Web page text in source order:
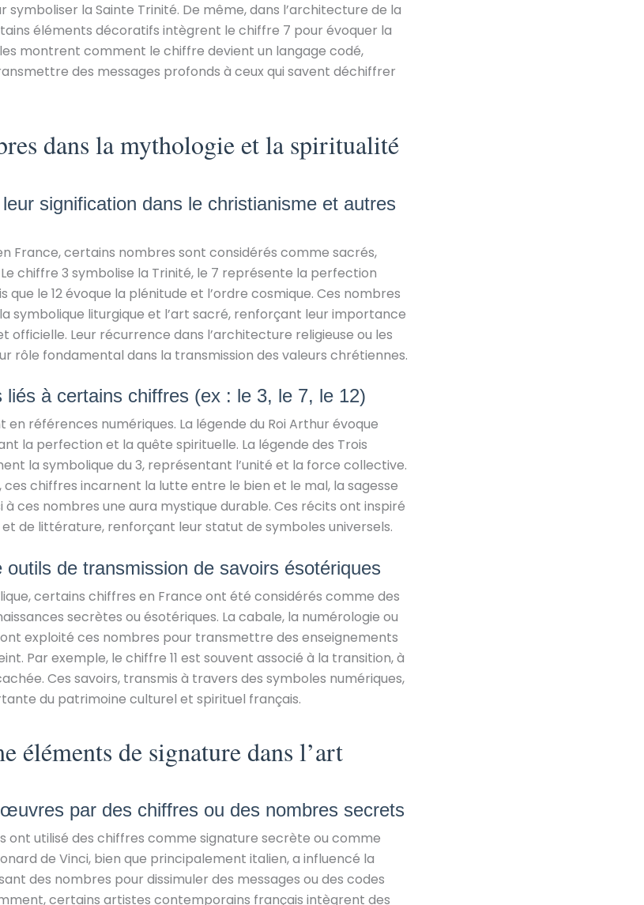
symboliser la Sainte Trinité. De même, dans l’architecture de la
éléments décoratifs intègrent le chiffre 7 pour évoquer la
montrent comment le chiffre devient un langage codé,
des messages profonds à ceux qui savent déchiffrer
dans la mythologie et la spiritualité
signification dans le christianisme et autres
France, certains nombres sont considérés comme sacrés,
chiffre 3 symbolise la Trinité, le 7 représente la perfection
le 12 évoque la plénitude et l’ordre cosmique. Ces nombres
symbolique liturgique et l’art sacré, renforçant leur importance
officielle. Leur récurrence dans l’architecture religieuse ou les
rôle fondamental dans la transmission des valeurs chrétiennes.
liés à certains chiffres (ex : le 3, le 7, le 12)
références numériques. La légende du Roi Arthur évoque
la perfection et la quête spirituelle. La légende des Trois
la symbolique du 3, représentant l’unité et la force collective.
chiffres incarnent la lutte entre le bien et le mal, la sagesse
ces nombres une aura mystique durable. Ces récits ont inspiré
de littérature, renforçant leur statut de symboles universels.
de transmission de savoirs ésotériques
certains chiffres en France ont été considérés comme des
secrètes ou ésotériques. La cabale, la numérologie ou
exploité ces nombres pour transmettre des enseignements
Par exemple, le chiffre 11 est souvent associé à la transition, à
Ces savoirs, transmis à travers des symboles numériques,
du patrimoine culturel et spirituel français.
éléments de signature dans l’art
par des chiffres ou des nombres secrets
ont utilisé des chiffres comme signature secrète ou comme
de Vinci, bien que principalement italien, a influencé la
des nombres pour dissimuler des messages ou des codes
certains artistes contemporains français intègrent des